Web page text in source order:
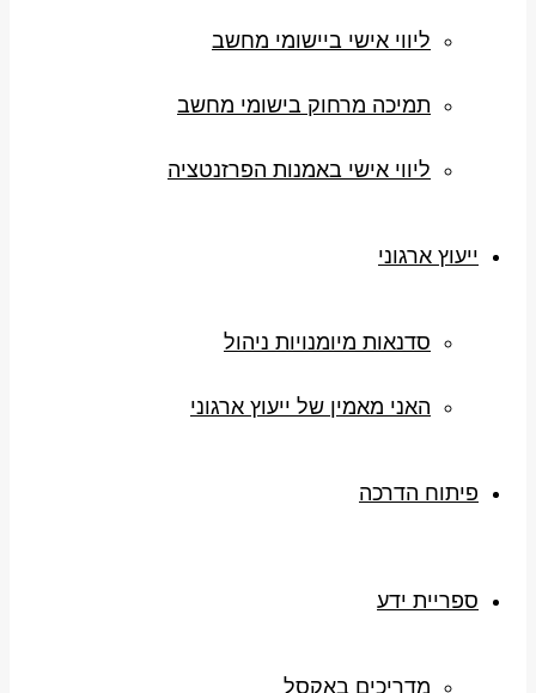
ליווי אישי ביישומי מחשב
תמיכה מרחוק בישומי מחשב
ליווי אישי באמנות הפרזנטציה
ייעוץ ארגוני
סדנאות מיומנויות ניהול
האני מאמין של ייעוץ ארגוני
פיתוח הדרכה
ספריית ידע
מדריכים באקסל